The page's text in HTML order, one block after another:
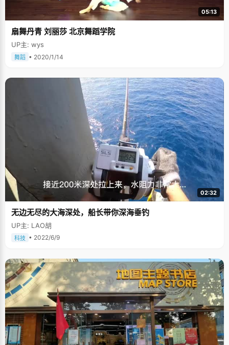
05:13
扇舞丹青 刘丽莎 北京舞蹈学院
UP主: wys
舞蹈 • 2020/1/14
02:32
无边无尽的大海深处，船长带你深海垂钓
UP主: LAO胡
科技 • 2022/6/9